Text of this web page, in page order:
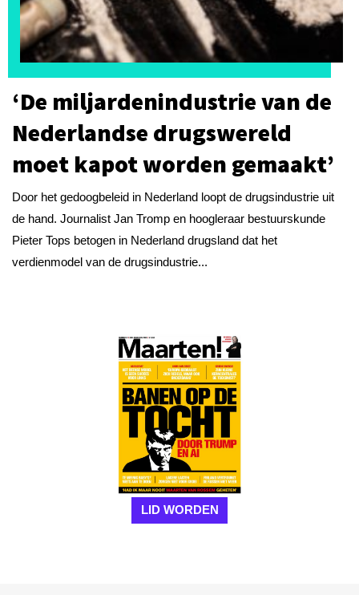
‘De miljardenindustrie van de
Nederlandse drugswereld
moet kapot worden gemaakt’
Door het gedoogbeleid in Nederland loopt de drugsindustrie uit
de hand. Journalist Jan Tromp en hoogleraar bestuurskunde
Pieter Tops betogen in Nederland drugsland dat het
verdienmodel van de drugsindustrie...
LID WORDEN